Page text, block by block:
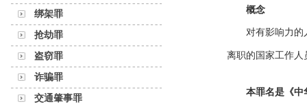
绑架罪
抢劫罪
盗窃罪
诈骗罪
交通肇事罪
概念
对有影响力的
离职的国家工作人
本罪名是《中